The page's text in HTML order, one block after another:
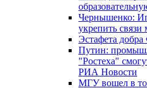
Чернышенко:
укрепить
Эстафета
Путин:
"Ростеха"
РИА Новости
МГУ вошел в